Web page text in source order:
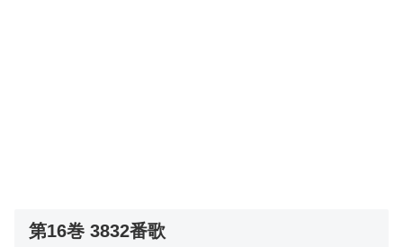
第16巻 3832番歌